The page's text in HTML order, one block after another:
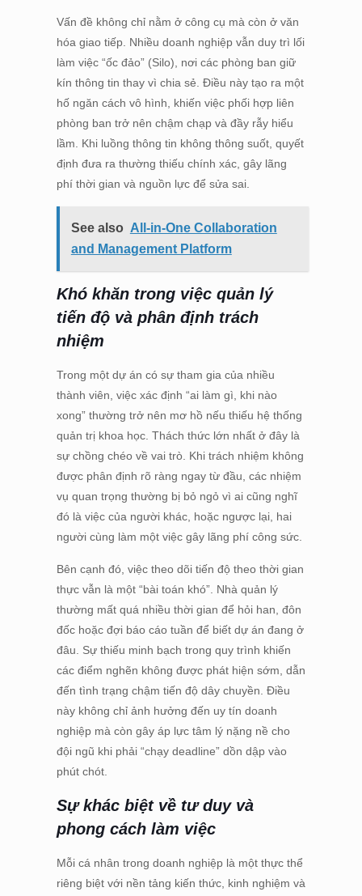
Vấn đề không chỉ nằm ở công cụ mà còn ở văn
hóa giao tiếp. Nhiều doanh nghiệp vẫn duy trì lối
làm việc “ốc đảo” (Silo), nơi các phòng ban giữ
kín thông tin thay vì chia sẻ. Điều này tạo ra một
hố ngăn cách vô hình, khiến việc phối hợp liên
phòng ban trở nên chậm chạp và đầy rẫy hiểu
lầm. Khi luồng thông tin không thông suốt, quyết
định đưa ra thường thiếu chính xác, gây lãng
phí thời gian và nguồn lực để sửa sai.
See also All-in-One Collaboration
and Management Platform
Khó khăn trong việc quản lý
tiến độ và phân định trách
nhiệm
Trong một dự án có sự tham gia của nhiều
thành viên, việc xác định “ai làm gì, khi nào
xong” thường trở nên mơ hồ nếu thiếu hệ thống
quản trị khoa học. Thách thức lớn nhất ở đây là
sự chồng chéo về vai trò. Khi trách nhiệm không
được phân định rõ ràng ngay từ đầu, các nhiệm
vụ quan trọng thường bị bỏ ngỏ vì ai cũng nghĩ
đó là việc của người khác, hoặc ngược lại, hai
người cùng làm một việc gây lãng phí công sức.
Bên cạnh đó, việc theo dõi tiến độ theo thời gian
thực vẫn là một “bài toán khó”. Nhà quản lý
thường mất quá nhiều thời gian để hỏi han, đôn
đốc hoặc đợi báo cáo tuần để biết dự án đang ở
đâu. Sự thiếu minh bạch trong quy trình khiến
các điểm nghẽn không được phát hiện sớm, dẫn
đến tình trạng chậm tiến độ dây chuyền. Điều
này không chỉ ảnh hưởng đến uy tín doanh
nghiệp mà còn gây áp lực tâm lý nặng nề cho
đội ngũ khi phải “chạy deadline” dồn dập vào
phút chót.
Sự khác biệt về tư duy và
phong cách làm việc
Mỗi cá nhân trong doanh nghiệp là một thực thể
riêng biệt với nền tảng kiến thức, kinh nghiệm và